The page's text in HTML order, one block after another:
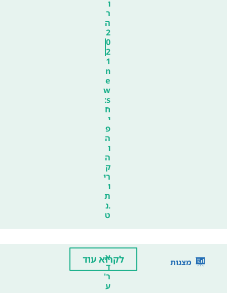
ו
ר
ה
2
0
2
1
n
e
w
s:
ח
י
פ
ה
ו
ה
ק
רי
ו
ת
.נ
ט
מצגות
א
ד
ר'
ע
לקרוא עוד